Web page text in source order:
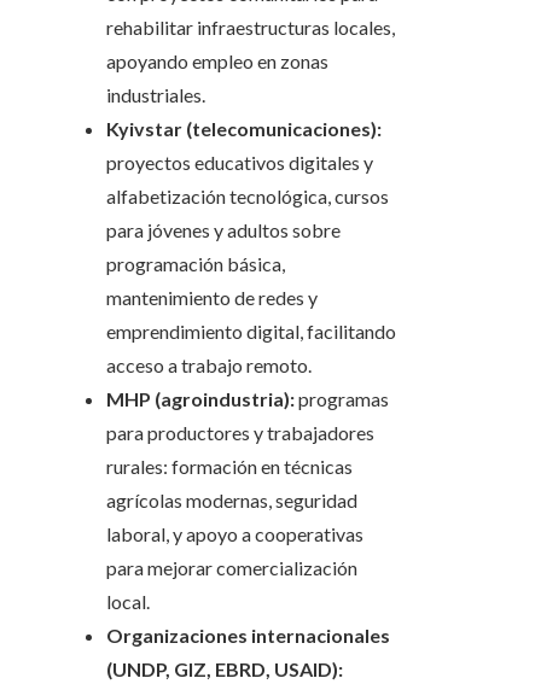
rehabilitar infraestructuras locales,
apoyando empleo en zonas
industriales.
Kyivstar (telecomunicaciones):
proyectos educativos digitales y
alfabetización tecnológica, cursos
para jóvenes y adultos sobre
programación básica,
mantenimiento de redes y
emprendimiento digital, facilitando
acceso a trabajo remoto.
MHP (agroindustria):programas
para productores y trabajadores
rurales: formación en técnicas
agrícolas modernas, seguridad
laboral, y apoyo a cooperativas
para mejorar comercialización
local.
Organizaciones internacionales
(UNDP, GIZ, EBRD, USAID):